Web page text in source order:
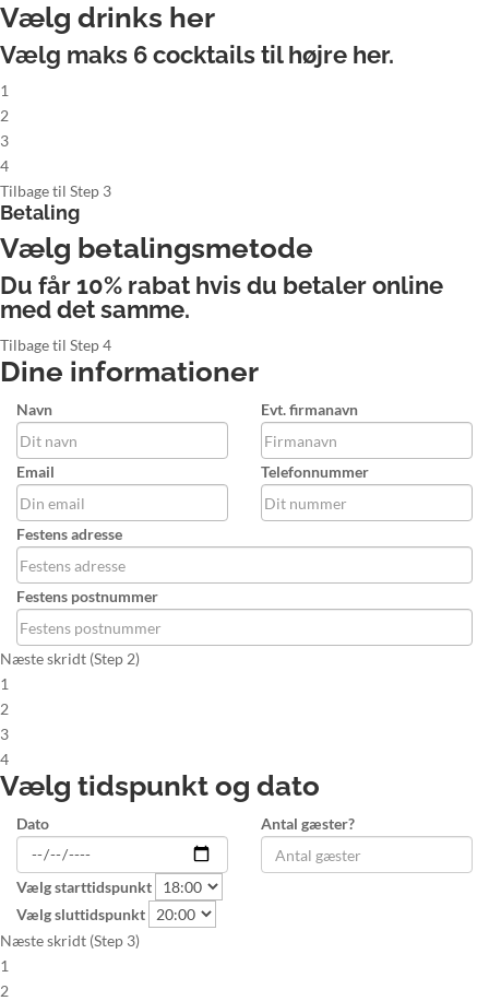
Vælg drinks her
Vælg maks 6cocktails til højre her.
1
2
3
4
Tilbage til Step 3
Betaling
Vælg betalingsmetode
Du får 10% rabat hvis du betaler online
med det samme.
Tilbage til Step 4
Dine informationer
Navn Evt. firmanavn
Email Telefonnummer
Festens adresse
Festens postnummer
Næste skridt (Step 2)
1
2
3
4
Vælg tidspunkt og dato
Dato Antal gæster?
Vælg starttidspunkt
Vælg sluttidspunkt
Næste skridt (Step 3)
1
2